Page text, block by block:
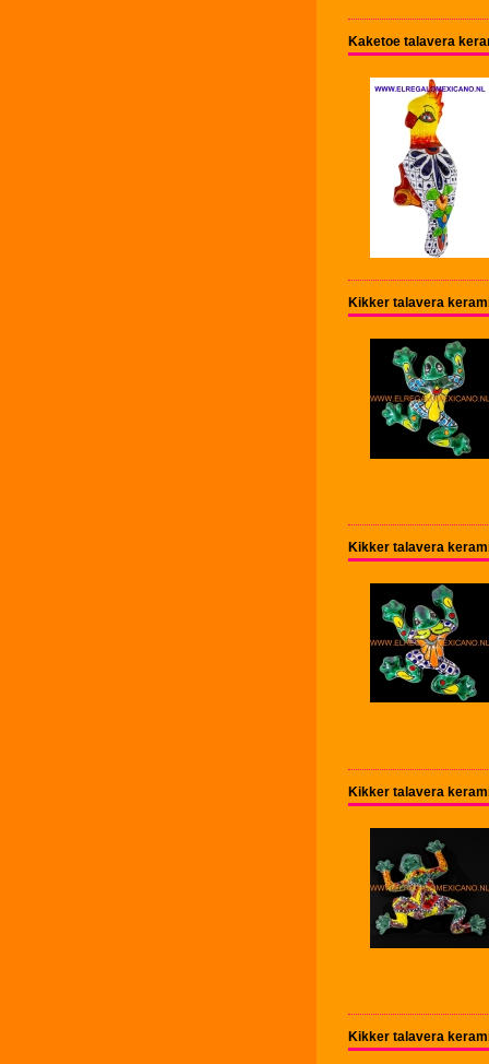
Kaketoe talavera
Kikker talavera
Kikker talavera
Kikker talavera
Kikker talavera